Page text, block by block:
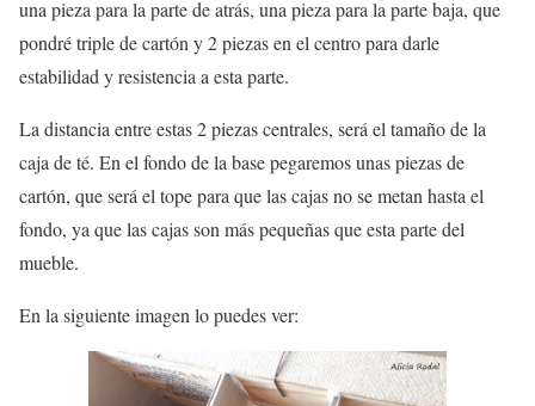
una pieza para la parte de atrás, una pieza para la parte baja, que
pondré triple de cartón y 2 piezas en el centro para darle
estabilidad y resistencia a esta parte.
La distancia entre estas 2 piezas centrales, será el tamaño de la
caja de té. En el fondo de la base pegaremos unas piezas de
cartón, que será el tope para que las cajas no se metan hasta el
fondo, ya que las cajas son más pequeñas que esta parte del
mueble.
En la siguiente imagen lo puedes ver: